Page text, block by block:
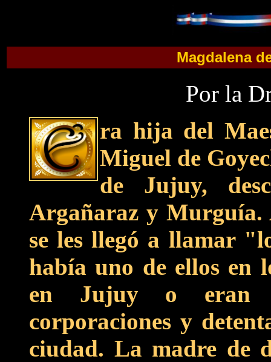
Magdalena
Por la
ra hija del
Miguel de
de Jujuy,
Argañaraz y Murguía.
se les llegó a llamar
había uno de ellos en
en Jujuy o eran
corporaciones y
ciudad. La madre de